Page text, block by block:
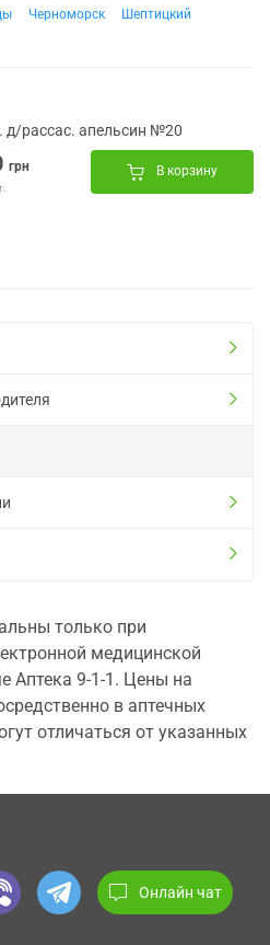
Черноморск Шептицкий
д/рассас. апельсин №20
грн В корзину
только при
медицинской
Аптека 9-1-1. Цены на
в аптечных
отличаться от указанных
Онлайн чат